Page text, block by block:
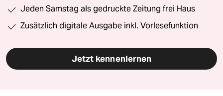
Jeden Samstag als gedruckte Zeitung frei Haus
Zusätzlich digitale Ausgabe inkl. Vorlesefunktion
Jetzt kennenlernen